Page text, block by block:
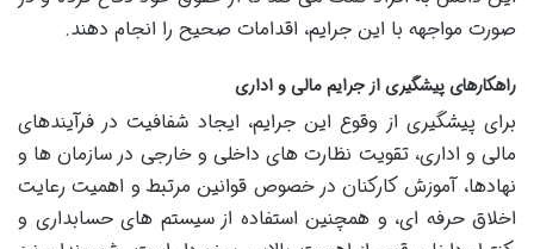
صورت مواجهه با این جرایم، اقدامات صحیح را انجام دهند.
راهکارهای پیشگیری از جرایم مالی و اداری
برای پیشگیری از وقوع این جرایم، ایجاد شفافیت در فرآیندهای
مالی و اداری، تقویت نظارت های داخلی و خارجی در سازمان ها و
نهادها، آموزش کارکنان در خصوص قوانین مرتبط و اهمیت رعایت
اخلاق حرفه ای، و همچنین استفاده از سیستم های حسابداری و